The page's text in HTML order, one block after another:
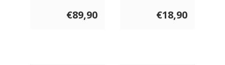
€89,90 €18,90